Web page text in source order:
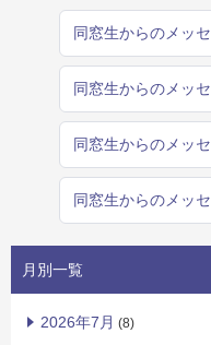
同窓生からのメッ
同窓生からのメッ
同窓生からのメッ
同窓生からのメッ
月別一覧
2026年7月 (8)